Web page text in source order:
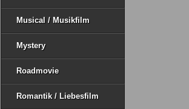
Musical / Musikfilm
Mystery
Roadmovie
Romantik / Liebesfilm